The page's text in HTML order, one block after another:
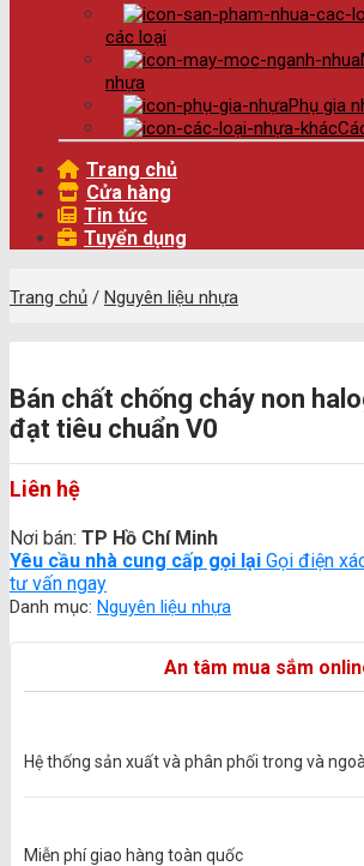
các loại
nhựa
Phụ gia
Trang chủ
Cửa hàng
Tin tức
Tuyển dụng
Trang chủ / Nguyên liệu nhựa
Bán chất chống cháy non
đạt tiêu chuẩn V0
Liên hệ
Nơi bán: TP Hồ Chí Minh
Yêu cầu nhà cung cấp gọi lại Gọi điện
tư vấn ngay
Danh mục: Nguyên liệu nhựa
An tâm mua sắm
Hệ thống sản xuất và phân phối trong và
Miễn phí giao hàng toàn quốc